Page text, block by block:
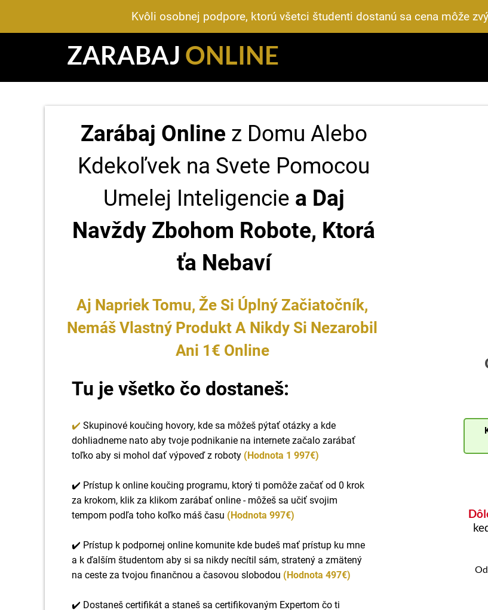
Kvôli osobnej podpore, ktorú všetci študenti dostanú sa cena môže
ZARABAJ ONLINE
Zarábaj Online z Domu Alebo
Kdekoľvek na Svete Pomocou
Umelej Inteligencie a Daj
Navždy Zbohom Robote, Ktorá
ťa Nebaví
Aj Napriek Tomu, Že Si Úplný Začiatočník,
Nemáš Vlastný Produkt A Nikdy Si Nezarobil
Ani 1€ Online
Tu je všetko čo dostaneš:
✔️ Skupinové koučing hovory, kde sa môžeš pýtať otázky a kde
dohliadneme nato aby tvoje podnikanie na internete začalo zarábať
toľko aby si mohol dať výpoveď z roboty (Hodnota 1 997€)
✔️ Prístup k online koučing programu, ktorý ti pomôže začať od 0 krok
za krokom, klik za klikom zarábať online - môžeš sa učiť svojim
tempom podľa toho koľko máš času (Hodnota 997€)
✔️ Prístup k podpornej online komunite kde budeš mať prístup ku mne
a k ďalším študentom aby si sa nikdy necítil sám, stratený a zmätený
na ceste za tvojou finančnou a časovou slobodou (Hodnota 497€)
✔️ Dostaneš certifikát a staneš sa certifikovaným Expertom čo ti